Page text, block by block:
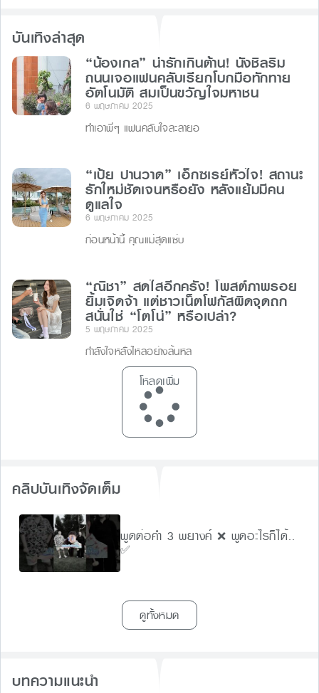
o
o
k
g
er
บันเทิงล่าสุด
“น้องเกล” น่ารักเกินต้าน! นั่งชิลริม
ถนนเจอแฟนคลับเรียกโบกมือทักทาย
อัตโนมัติ สมเป็นขวัญใจมหาชน
6 พฤษภาคม 2025
ทำเอาพี่ๆ แฟนคลับใจละลายอ
“เป้ย ปานวาด” เอ็กซเรย์หัวใจ! สถานะ
รักใหม่ชัดเจนหรือยัง หลังแย้มมีคน
ดูแลใจ
6 พฤษภาคม 2025
ก่อนหน้านี้ คุณแม่สุดแซ่บ
“ณิชา” สดใสอีกครั้ง! โพสต์ภาพรอย
ยิ้มเจิดจ้า แต่ชาวเน็ตโฟกัสผิดจุดถก
สนั่นใช่ “โตโน่” หรือเปล่า?
5 พฤษภาคม 2025
กำลังใจหลั่งไหลอย่างล้นหล
โหลดเพิ่ม
คลิปบันเทิงจัดเต็ม
พูดต่อคำ 3 พยางค์ ❌ พูดอะไรก็ได้..
✅
ดูทั้งหมด
บทความแนะนำ